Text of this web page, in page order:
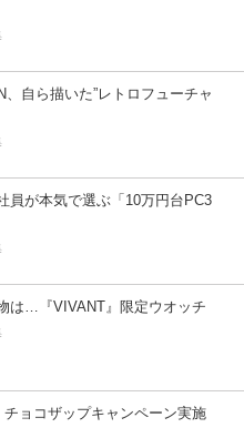
自ら描いた”レトロフューチャ
員が本気で選ぶ「10万円台PC3
は…『VIVANT』限定ウオッチ
チョコザップキャンペーン実施